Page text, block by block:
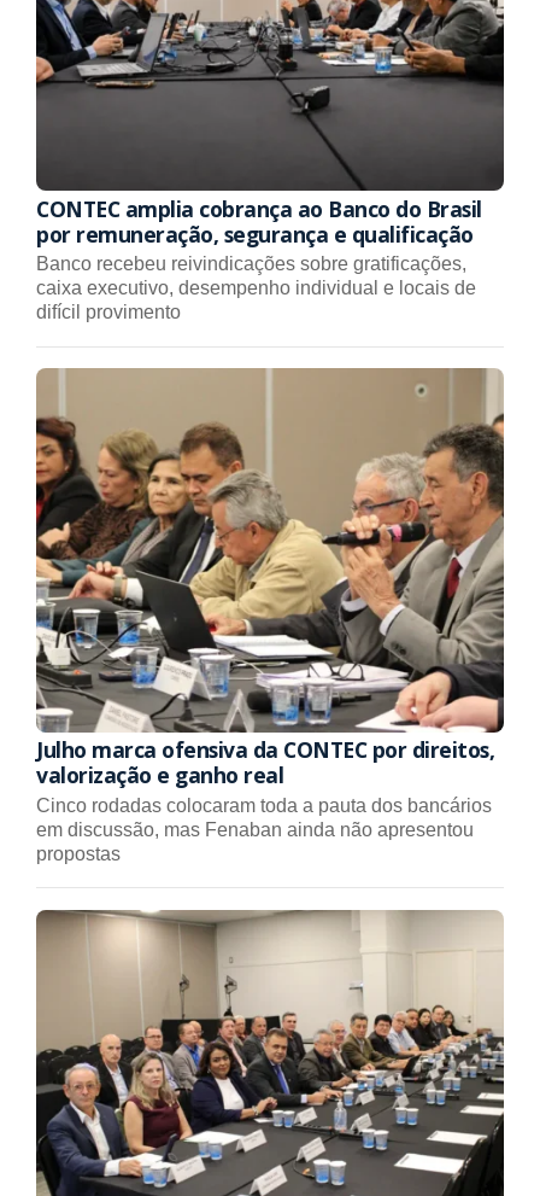
CONTEC amplia cobrança ao Banco do Brasil
por remuneração, segurança e qualificação
Banco recebeu reivindicações sobre gratificações,
caixa executivo, desempenho individual e locais de
difícil provimento
Julho marca ofensiva da CONTEC por direitos,
valorização e ganho real
Cinco rodadas colocaram toda a pauta dos bancários
em discussão, mas Fenaban ainda não apresentou
propostas